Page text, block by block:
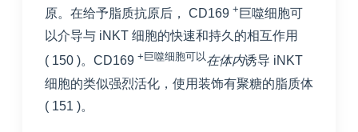
原。在给予脂质抗原后， CD169 + 巨噬细胞可
以介导与 iNKT 细胞的快速和持久的相互作用
( 150 )。CD169 +巨噬细胞可以在体内诱导 iNKT
细胞的类似强烈活化，使用装饰有聚糖的脂质体
( 151 )。